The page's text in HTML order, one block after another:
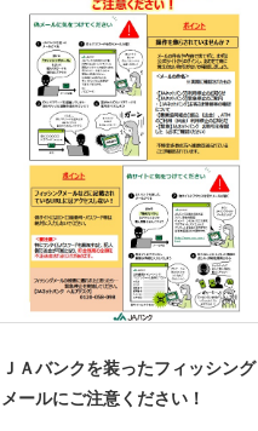
ＪＡバンクを装ったフィッシング
メールにご注意ください！